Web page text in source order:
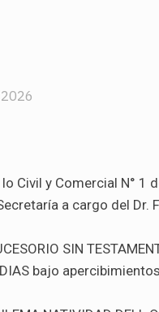
Civil y Comercial N° 1
a cargo del Dr.
SIN
bajo